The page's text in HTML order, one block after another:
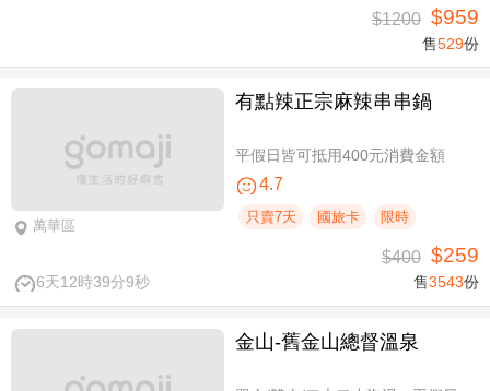
$1200 $959
售529份
萬華區
有點辣正宗麻辣串串鍋
平假日皆可抵用400元消費金額
4.7
只賣7天 國旅卡 限時
6天12時39分8秒
$400 $259
售3543份
金山-舊金山總督溫泉